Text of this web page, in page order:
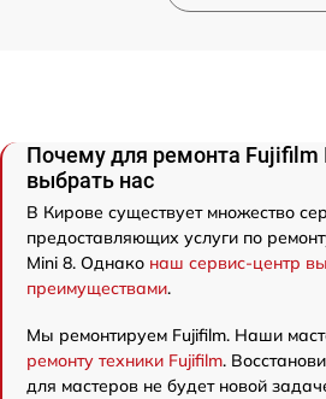
Почему для ремонта Fujifilm
выбрать нас
В Кирове существует множество
предоставляющих услуги по
Mini 8. Однако наш сервис-центр
преимуществами.
Мы ремонтируем Fujifilm. Наши
ремонту техники Fujifilm.
для мастеров не будет новой